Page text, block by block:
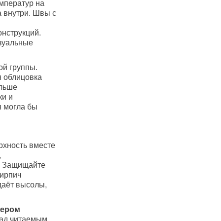
на
внутри. Швы с
группы.
облицовка
и
могла бы
вместе
Защищайте
высолы,
читаемым